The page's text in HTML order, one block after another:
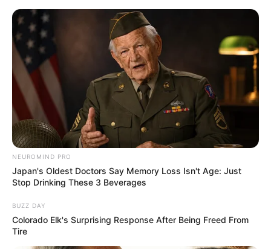
NEUROMIND PRO
Japan's Oldest Doctors Say Memory Loss Isn't Age: Just
Stop Drinking These 3 Beverages
BUZZ DAY
Colorado Elk's Surprising Response After Being Freed From
Tire